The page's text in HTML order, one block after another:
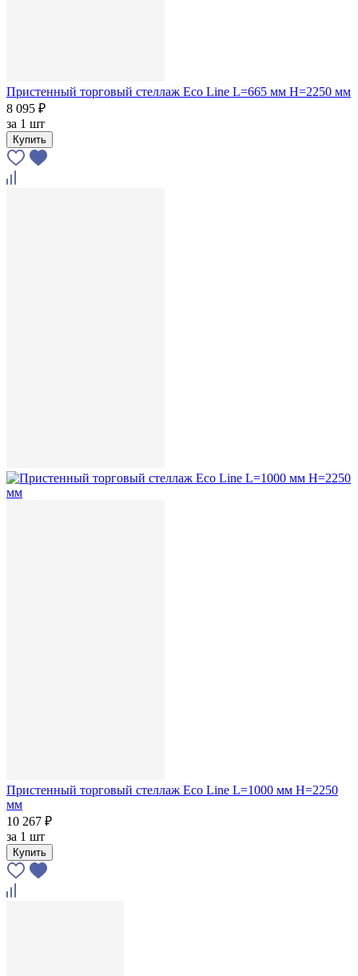
Пристенный торговый стеллаж Eco Line L=665 мм H=2250 мм
8 095 ₽
за 1 шт
Купить
Пристенный торговый стеллаж Eco Line L=1000 мм H=2250
мм
10 267 ₽
за 1 шт
Купить